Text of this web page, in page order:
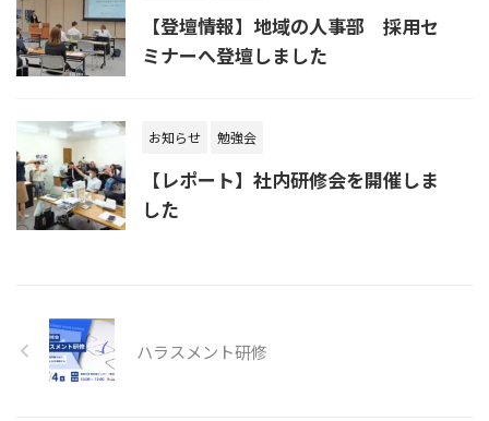
【登壇情報】地域の人事部 採用セ
ミナーへ登壇しました
お知らせ 勉強会
【レポート】社内研修会を開催しま
した
ハラスメント研修